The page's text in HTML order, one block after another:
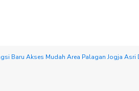
Baru Akses Mudah Area Palagan Jogja